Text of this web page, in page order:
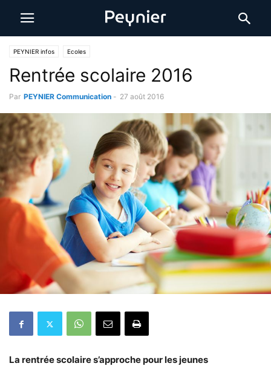
PEYNIER infos Ecoles
Rentrée scolaire 2016
Par PEYNIER Communication - 27 août 2016
La rentrée scolaire s’approche pour les jeunes